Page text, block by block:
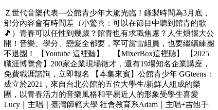
Ｚ世代音樂代表—公館青少年大駕光臨！錄製時間為3月底，
部分內容會有時間差（小驚喜：可以在節目中聽到館青的歌
🎵）青春可以任性到幾歲？館青也有求職焦慮？人生煩惱大公
開！音樂、學分、戀愛全都要，寧可當雷組員，也要繼續練團
不退團！ 【Youtube 這裡聽】 【MixerBox這裡聽】 【2025
職涯博覽會】200家企業現場徵才，還有19場知名企業講座，
免費職涯諮詢，立即報名 【本集來賓】公館青少年 GGteens：
成立於2021，來自台北公館的五位大學生/新鮮人組成的樂
團，以青春活力的音樂風格和平易近人的形象受學生喜愛
Lucy｜主唱｜臺灣師範大學 社會教育系Adam｜主唱+吉他手